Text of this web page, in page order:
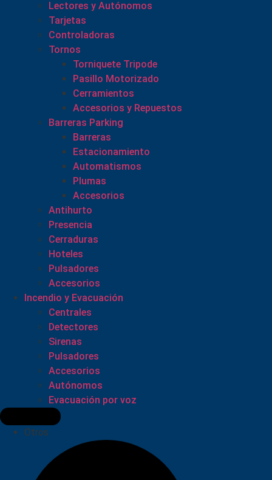
Lectores y Autónomos
Tarjetas
Controladoras
Tornos
Torniquete Tripode
Pasillo Motorizado
Cerramientos
Accesorios y Repuestos
Barreras Parking
Barreras
Estacionamiento
Automatismos
Plumas
Accesorios
Antihurto
Presencia
Cerraduras
Hoteles
Pulsadores
Accesorios
Incendio y Evacuación
Centrales
Detectores
Sirenas
Pulsadores
Accesorios
Autónomos
Evacuación por voz
Otros